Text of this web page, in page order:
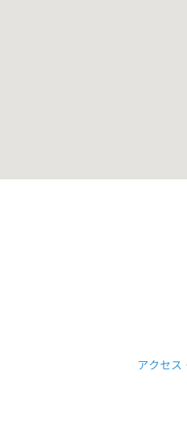
アクセス